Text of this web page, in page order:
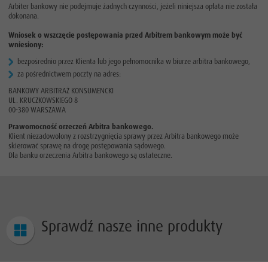
Arbiter bankowy nie podejmuje żadnych czynności, jeżeli niniejsza opłata nie została
dokonana.
Wniosek o wszczęcie postępowania przed Arbitrem bankowym może być
wniesiony:
bezpośrednio przez Klienta lub jego pełnomocnika w biurze arbitra bankowego,
za pośrednictwem poczty na adres:
BANKOWY ARBITRAŻ KONSUMENCKI
UL. KRUCZKOWSKIEGO 8
00-380 WARSZAWA
Prawomocność orzeczeń Arbitra bankowego.
Klient niezadowolony z rozstrzygnięcia sprawy przez Arbitra bankowego może
skierować sprawę na drogę postępowania sądowego.
Dla banku orzeczenia Arbitra bankowego są ostateczne.
Sprawdź nasze inne produkty